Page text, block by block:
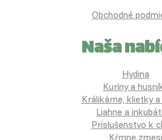
Obchodné
Naša
Hydina
Kuríny a
Králikárne, klietky a
Liahne a
Príslušenstvo k
Kŕmne zmesi